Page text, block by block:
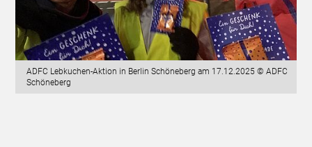
ADFC Lebkuchen-Aktion in Berlin Schöneberg am 17.12.2025 © ADFC
Schöneberg